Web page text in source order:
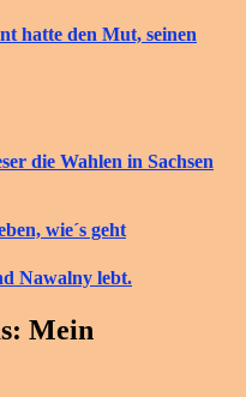
hatte den Mut, seinen
die Wahlen in Sachsen
wie´s geht
Nawalny lebt.
Mein